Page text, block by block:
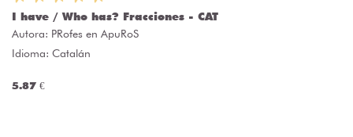
I have / Who has? Fracciones - CAT
Autora: PRofes en ApuRoS
Idioma: Catalán
5.87 €